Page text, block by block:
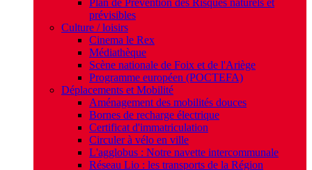
Plan de Prévention des Risques naturels et
prévisibles
Culture / loisirs
Cinema le Rex
Médiathèque
Scène nationale de Foix et de l'Ariège
Programme européen (POCTEFA)
Déplacements et Mobilité
Aménagement des mobilités douces
Bornes de recharge électrique
Certificat d'immatriculation
Circuler à vélo en ville
L'agglobus : Notre navette intercommunale
Réseau Lio : les transports de la Région